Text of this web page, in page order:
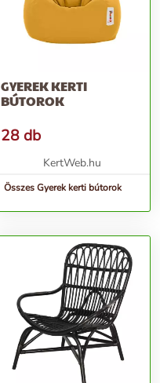
GYEREK KERTI
BÚTOROK
28 db
KertWeb.hu
Összes Gyerek kerti bútorok